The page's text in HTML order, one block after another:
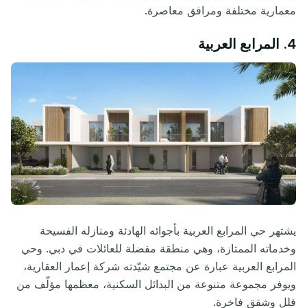
معمارية مختلفة ومرافق معاصرة.
4. المرابع العربية
يشتهر حي المرابع العربية بأجوائه الهادئة ومنازله الفسيحة
وخدماته الممتازة، وهي منطقة مفضلة للعائلات في دبي. وحي
المرابع العربية عبارة عن مجتمع شيّدته شركة إعمار العقارية،
ويوفر مجموعة متنوعة من البدائل السكنية، معظمها مؤلّف من
فلل وشقق فاخرة.